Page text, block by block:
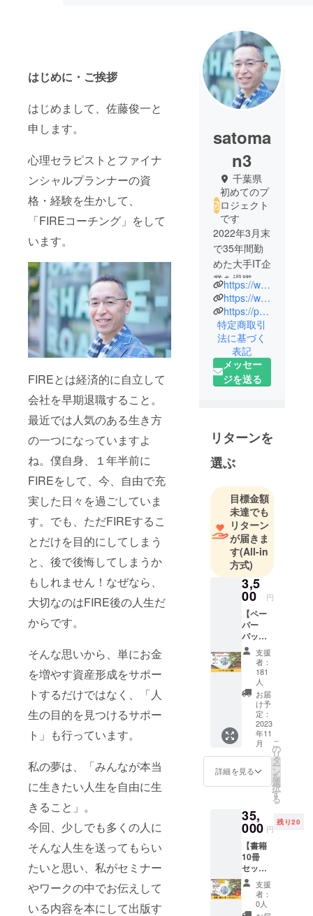
はじめに・ご挨拶
はじめまして、佐藤俊一と
申します。
心理セラピストとファイナ
ンシャルプランナーの資
格・経験を生かして、
「FIREコーチング」をして
います。
FIREとは経済的に自立して
会社を早期退職すること。
最近では人気のある生き方
の一つになっていますよ
ね。僕自身、１年半前に
FIREをして、今、自由で充
実した日々を過ごしていま
す。でも、ただFIREするこ
とだけを目的にしてしまう
と、後で後悔してしまうか
もしれません！なぜなら、
大切なのはFIRE後の人生だ
からです。
そんな思いから、単にお金
を増やす資産形成をサポー
トするだけではなく、「人
生の目的を見つけるサポー
ト」も行っています。
私の夢は、「みんなが本当
に生きたい人生を自由に生
きること」。
今回、少しでも多くの人に
そんな人生を送ってもらい
たいと思い、私がセミナー
やワークの中でお伝えして
いる内容を本にして出版す
satoma
n3
千葉県
初めてのプ
ロジェクト
です
2022年3月末
で35年間勤
めた大手IT企
業を退職
し、FIREを
達成し自分
の生きたい
人生を自由
に生きてい
ます。
に以下のよ
うな様々な
苦労も経験
す。
・仕事のス
トレスで胃
に穴をあけ
8ヶ月の入院
・2度の離婚
・2億5千万
円の借金を
不幸と思え
るような状
況からどの
ように立ち
直り幸せな
人生に好転
させたの
か？
その経験と
ノウハウを
「自分の生
きたい人生
を現実化す
る方法」を
FIREコーチ
として提供
しお客様の
https://www.facebook.com/toshikazu.satou
https://www.instagram.com/satoman3/
https://profile.ameba.jp/ameba/satoman3
特定商取引
法に基づく
表記
メッセー
ジを送る
リターンを
選ぶ
目標金額
未達でも
リターン
が届きま
す(All-in
方式)
3,5
00 円
【ペー
パー
バック
書籍】
書籍版
「生き
たい人
生を自
由に生
きるた
めの思
考法」
（仮）
をお届
けしま
らのお
礼の
メッ
セージ
と診断
シート
付きで
す。 ※
送料込
支援
者：
181
人
お届
け予
定：
2023
年11
月
詳細を見る
こ
の
リ
タ
ー
ン
を
選
択
す
る
35,
000 円
残り20
【書籍
10冊
セット
＋プチ
セミ
ナー】
ペー
支援
者：
0人